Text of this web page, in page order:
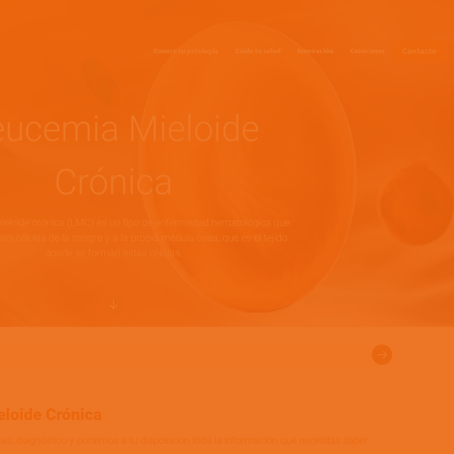
Conoce tu patología Innovación Contacto
Mieloide
crónica (LMC) es un tipo de enfermedad hematológica que
células de la sangre y a la propia médula ósea, que es el tejido
donde se forman estas células.
Crónica
diagnóstico y ponemos a tu disposición toda la información que necesitas saber